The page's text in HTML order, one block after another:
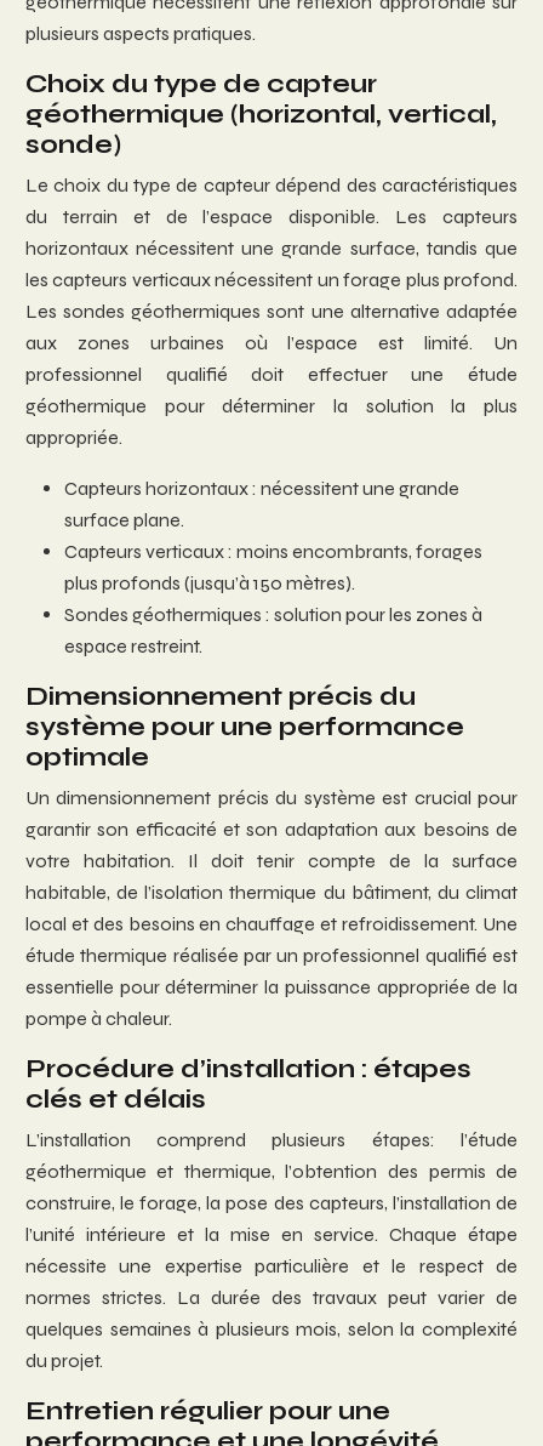
plusieurs aspects pratiques.
Choix du type de capteur
géothermique (horizontal, vertical,
sonde)
Le choix du type de capteur dépend des caractéristiques
du terrain et de l’espace disponible. Les capteurs
horizontaux nécessitent une grande surface, tandis que
les capteurs verticaux nécessitent un forage plus profond.
Les sondes géothermiques sont une alternative adaptée
aux zones urbaines où l’espace est limité. Un
professionnel qualifié doit effectuer une étude
géothermique pour déterminer la solution la plus
appropriée.
Capteurs horizontaux : nécessitent une grande
surface plane.
Capteurs verticaux : moins encombrants, forages
plus profonds (jusqu’à 150 mètres).
Sondes géothermiques : solution pour les zones à
espace restreint.
Dimensionnement précis du
système pour une performance
optimale
Un dimensionnement précis du système est crucial pour
garantir son efficacité et son adaptation aux besoins de
votre habitation. Il doit tenir compte de la surface
habitable, de l’isolation thermique du bâtiment, du climat
local et des besoins en chauffage et refroidissement. Une
étude thermique réalisée par un professionnel qualifié est
essentielle pour déterminer la puissance appropriée de la
pompe à chaleur.
Procédure d’installation : étapes
clés et délais
L’installation comprend plusieurs étapes: l’étude
géothermique et thermique, l’obtention des permis de
construire, le forage, la pose des capteurs, l’installation de
l’unité intérieure et la mise en service. Chaque étape
nécessite une expertise particulière et le respect de
normes strictes. La durée des travaux peut varier de
quelques semaines à plusieurs mois, selon la complexité
du projet.
Entretien régulier pour une